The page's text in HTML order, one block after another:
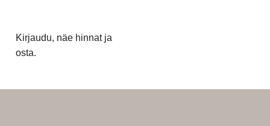
Kirjaudu, näe hinnat ja
osta.